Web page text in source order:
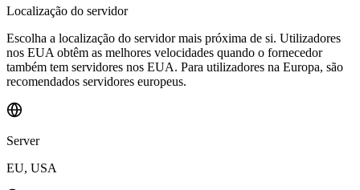
Localização do servidor
Escolha a localização do servidor mais próxima de si. Utilizadores
nos EUA obtêm as melhores velocidades quando o fornecedor
também tem servidores nos EUA. Para utilizadores na Europa, são
recomendados servidores europeus.
Server
EU, USA